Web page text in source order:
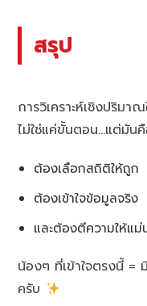
สรุป
การวิเคราะห์เชิงปริม
ไม่ใช่แค่ขั้นตอน…แต่มัน
ต้องเลือกสถิติให้ถูก
ต้องเข้าใจข้อมูลจริง
และต้องตีความให้แม่
น้องๆ ที่เข้าใจตรงนี้ =
ครับ